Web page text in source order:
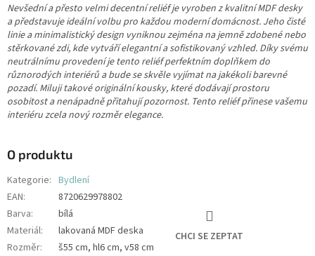
Nevšední a přesto velmi decentní reliéf je vyroben z kvalitní MDF desky
a představuje ideální volbu pro každou moderní domácnost. Jeho čisté
linie a minimalistický design vyniknou zejména na jemně zdobené nebo
stěrkované zdi, kde vytváří elegantní a sofistikovaný vzhled. Díky svému
neutrálnímu provedení je tento reliéf perfektním doplňkem do
různorodých interiérů a bude se skvěle vyjímat na jakékoli barevné
pozadí. Miluji takové originální kousky, které dodávají prostoru
osobitost a nenápadně přitahují pozornost. Tento reliéf přinese vašemu
interiéru zcela nový rozměr elegance.
O produktu
Kategorie: Bydlení
EAN:
8720629978802
Barva:
bílá
Materiál:
lakovaná MDF deska
Rozměr:
š55 cm, hl6 cm, v58 cm
CHCI SE ZEPTAT